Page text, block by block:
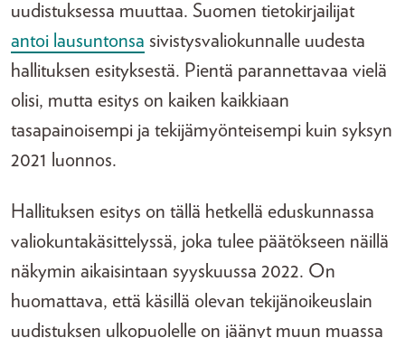
uudistuksessa muuttaa. Suomen tietokirjailijat
antoi lausuntonsa sivistysvaliokunnalle uudesta
hallituksen esityksestä. Pientä parannettavaa vielä
olisi, mutta esitys on kaiken kaikkiaan
tasapainoisempi ja tekijämyönteisempi kuin syksyn
2021 luonnos.
Hallituksen esitys on tällä hetkellä eduskunnassa
valiokuntakäsittelyssä, joka tulee päätökseen näillä
näkymin aikaisintaan syyskuussa 2022. On
huomattava, että käsillä olevan tekijänoikeuslain
uudistuksen ulkopuolelle on jäänyt muun muassa